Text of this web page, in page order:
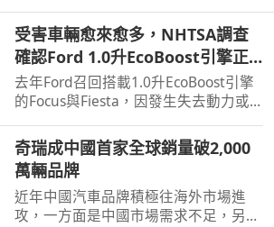
的越野能力就比較弱，絕大多
還是可以輕鬆通過，但就跟標題
受害車輛愈來愈多，NHTSA調查
確認Ford 1.0升EcoBoost引擎正
時皮帶會產生碎屑導致引擎鎖死
去年Ford召回搭載1.0升EcoBoost引擎
的Focus與Fiesta，因發生失去動力或
引擎鎖死情況，對此NHTSA也進入調
查，之後甚至還擴大範圍和技術工程分
析，如今則確認原因了。
奇瑞成中國首家全球銷量破2,000
萬輛品牌
近年中國汽車品牌積極往海外市場進
攻，一方面是中國市場需求不足，另一